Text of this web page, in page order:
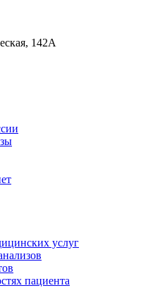
142А
услуг
пациента